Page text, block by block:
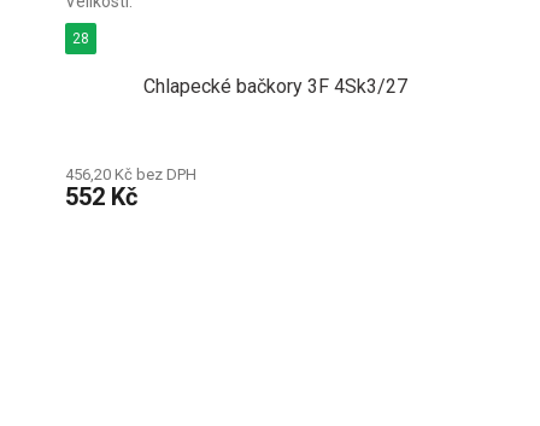
Chlapecké bačkory 3F 4Sk3/27
456,20 Kč bez DPH
552 Kč
28